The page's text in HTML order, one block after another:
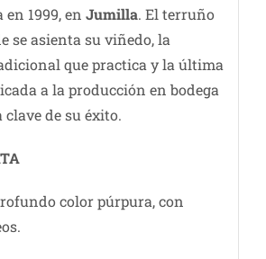
1999, en Jumilla. El terruño
se asienta su viñedo, la
que practica y la última
a la producción en bodega
de su éxito.
color púrpura, con